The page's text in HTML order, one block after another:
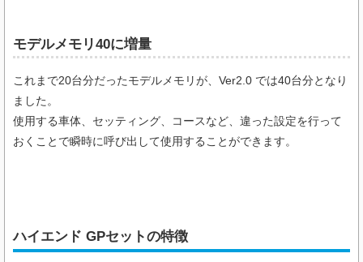
モデルメモリ40に増量
これまで20台分だったモデルメモリが、Ver2.0 では40台分となり
ました。
使用する車体、セッティング、コースなど、違った設定を行って
おくことで瞬時に呼び出して使用することができます。
ハイエンド GPセットの特徴